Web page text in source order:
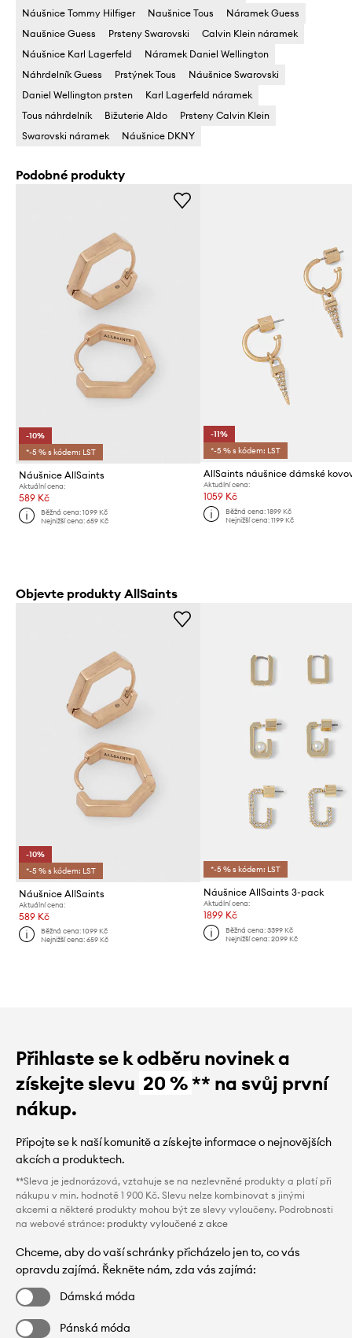
Náušnice Tommy Hilfiger Naušnice Tous
Náramek Guess
Naušnice Guess
Prsteny Swarovski
Calvin Klein náramek
Náušnice Karl Lagerfeld
Náramek Daniel Wellington
Náhrdelník Guess
Prstýnek Tous
Náušnice Swarovski
Daniel Wellington prsten
Karl Lagerfeld náramek
Tous náhrdelník
Bižuterie Aldo
Prsteny Calvin Klein
Swarovski náramek
Náušnice DKNY
Podobné produkty
-10%
*-5 % s kódem: LST
Náušnice AllSaints
Aktuální cena:
589 Kč
Běžná cena:1099 Kč
Nejnižší cena:659 Kč
-11%
*-5 % s kódem: LST
AllSaints náušnice dámské
Aktuální cena:
1059 Kč
Běžná cena: 1899 Kč
Nejnižší cena: 1199 Kč
Objevte produkty AllSaints
-10%
*-5 % s kódem: LST
Náušnice AllSaints
Aktuální cena:
589 Kč
Běžná cena:1099 Kč
Nejnižší cena:659 Kč
*-5 % s kódem: LST
Náušnice AllSaints 3-pack
Aktuální cena:
1899 Kč
Běžná cena: 3399 Kč
Nejnižší cena: 2099 Kč
Přihlaste se k odběru novinek a
získejte slevu 20 %** na svůj první
nákup.
Připojte se k naší komunitě a získejte informace o nejnovějších
akcích a produktech.
**Sleva je jednorázová, vztahuje se na nezlevněné produkty a platí při
nákupu v min. hodnotě 1 900 Kč. Slevu nelze kombinovat s jinými
akcemi a některé produkty mohou být ze slevy vyloučeny. Podrobnosti
na webové stránce: produkty vyloučené z akce
Chceme, aby do vaší schránky přicházelo jen to, co vás
opravdu zajímá. Řekněte nám, zda vás zajímá:
Dámská móda
Pánská móda